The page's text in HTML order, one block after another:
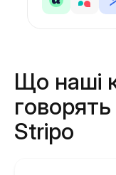
Що наші
Stripo